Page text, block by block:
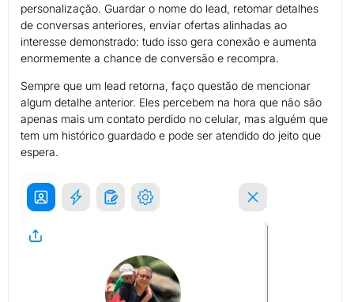
personalização. Guardar o nome do lead, retomar detalhes
de conversas anteriores, enviar ofertas alinhadas ao
interesse demonstrado: tudo isso gera conexão e aumenta
enormemente a chance de conversão e recompra.
Sempre que um lead retorna, faço questão de mencionar
algum detalhe anterior. Eles percebem na hora que não são
apenas mais um contato perdido no celular, mas alguém que
tem um histórico guardado e pode ser atendido do jeito que
espera.